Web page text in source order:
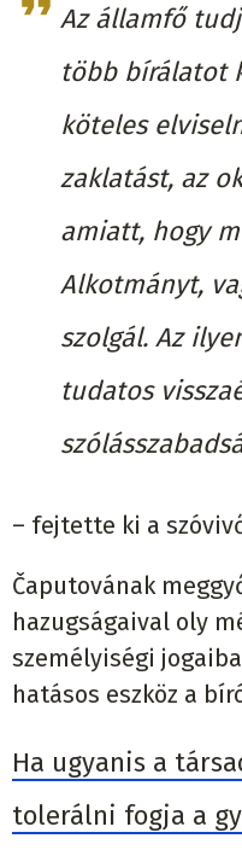
Az államfő
több bírálatot
köteles
zaklatást, az
amiatt, hogy
Alkotmányt,
szolgál. Az
tudatos
– fejtette ki a
Čaputovának
hazugságaival oly
személyiségi
hatásos eszköz a
Ha ugyanis a
tolerálni fogja a